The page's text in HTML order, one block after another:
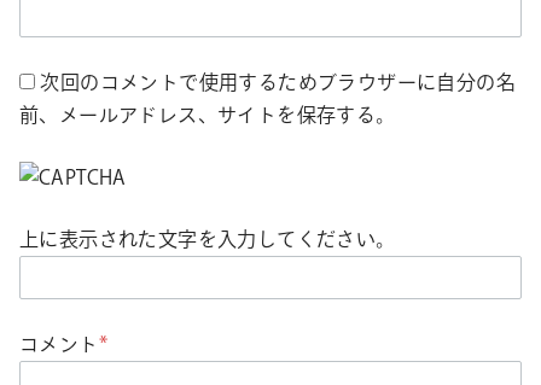
次回のコメントで使用するためブラウザーに自分の名
前、メールアドレス、サイトを保存する。
上に表示された文字を入力してください。
コメント *